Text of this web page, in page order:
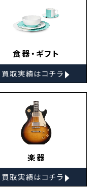
食器・ギフト
買取実績はコチラ ▸
楽器
買取実績はコチラ ▸